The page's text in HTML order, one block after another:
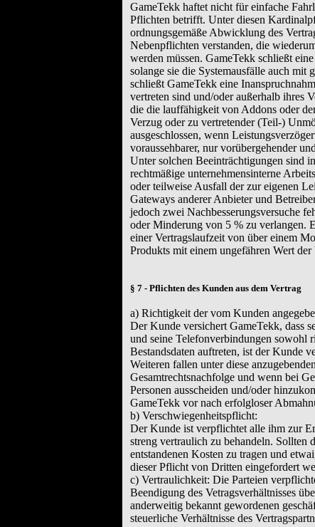
GameTekk haftet nicht für einfache
Pflichten betrifft. Unter diesen
ordnungsgemäße Abwicklung des
Nebenpflichten verstanden, die
werden müssen. GameTekk schließt
solange sie die Systemausfälle auch
schließt GameTekk eine
vertreten sind und/oder außerhalb ihres
die die lauffähigkeit von Addons oder
Verzug oder zu vertretender (Teil-)
ausgeschlossen, wenn
voraussehbarer, nur vorübergehender
Unter solchen Beeinträchtigungen sind
rechtmäßige unternehmensinterne
oder teilweise Ausfall der zur eigenen
Gateways anderer Anbieter und
jedoch zwei Nachbesserungsversuche
oder Minderung von 5 % zu verlangen.
einer Vertragslaufzeit von über einem
Produkts mit einem ungefähren Wert
§ 7 - Pflichten des Kunden aus dem Vertrag
a) Richtigkeit der vom Kunden
Der Kunde versichert GameTekk, dass
und seine Telefonverbindungen sowohl
Bestandsdaten auftreten, ist der Kunde
Weiteren fallen unter diese
Gesamtrechtsnachfolge und wenn bei
Personen ausscheiden und/oder
GameTekk vor nach erfolgloser
b) Verschwiegenheitspflicht:
Der Kunde ist verpflichtet alle ihm zur
streng vertraulich zu behandeln. Sollten
entstandenen Kosten zu tragen und
dieser Pflicht von Dritten eingefordert
c) Vertraulichkeit: Die Parteien
Beendigung des Vetragsverhältnisses
anderweitig bekannt gewordenen
steuerliche Verhältnisse des